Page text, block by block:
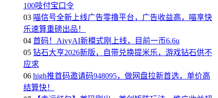
100吱付宝口令
03 喵信号全新上线广告零撸平台，广告收益高，喵享快
乐速算重磅出品！
04 首码！AivyAI新模式刚上线，目前一币6.6u
05 钻石大亨2026新版，自带兑换提米乐，游戏钻石供不
应求
06 high推首码邀请码948095，做网盘拉新首选，单价高
结算快！